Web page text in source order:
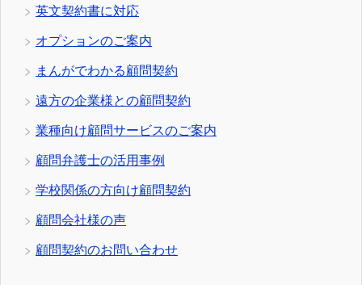
英文契約書に対応
オプションのご案内
まんがでわかる顧問契約
遠方の企業様との顧問契約
業種向け顧問サービスのご案内
顧問弁護士の活用事例
学校関係の方向け顧問契約
顧問会社様の声
顧問契約のお問い合わせ